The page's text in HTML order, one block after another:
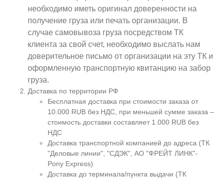
необходимо иметь оригинал доверенности на
получение груза или печать организации. В
случае самовывоза груза посредством ТК
клиента за свой счет, необходимо выслать нам
доверительное письмо от организации на эту ТК и
оформленную транспортную квитанцию на забор
груза.
Доставка по территории РФ
Бесплатная доставка при стоимости заказа от
10.000 RUB без НДС, при меньшей сумме заказа –
стоимость доставки составляет 1.000 RUB без
НДС
Доставка транспортной компанией до адреса (ТК
"Деловые линии", "СДЭК", АО "ФРЕЙТ ЛИНК"-
Pony Express)
Доставка до терминала/пункта выдачи (ТК